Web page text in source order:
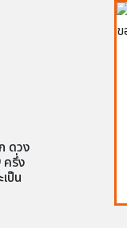
ดวง
ครึ่ง
ป็น